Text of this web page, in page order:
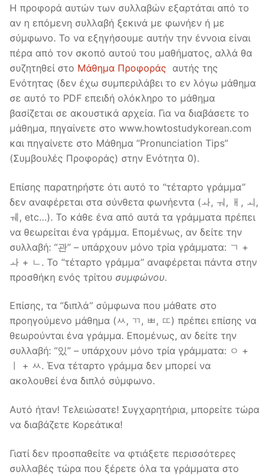
Η προφορά αυτών των συλλαβών εξαρτάται από το
αν η επόμενη συλλαβή ξεκινά με φωνήεν ή με
σύμφωνο. Το να εξηγήσουμε αυτήν την έννοια είναι
πέρα από τον σκοπό αυτού του μαθήματος, αλλά θα
συζητηθεί στο Μάθημα Προφοράς αυτής της
Ενότητας (δεν έχω συμπεριλάβει το εν λόγω μάθημα
σε αυτό το PDF επειδή ολόκληρο το μάθημα
βασίζεται σε ακουστικά αρχεία. Για να διαβάσετε το
μάθημα, πηγαίνετε στο www.howtostudykorean.com
και πηγαίνετε στο Μάθημα “Pronunciation Tips”
(Συμβουλές Προφοράς) στην Ενότητα 0).
Επίσης παρατηρήστε ότι αυτό το “τέταρτο γράμμα”
δεν αναφέρεται στα σύνθετα φωνήεντα (ㅘ, ㅝ, ㅐ, ㅚ,
ㅞ, etc…). Το κάθε ένα από αυτά τα γράμματα πρέπει
να θεωρείται ένα γράμμα. Επομένως, αν δείτε την
συλλαβή: “관” – υπάρχουν μόνο τρία γράμματα: ㄱ +
ㅘ + ㄴ. Το “τέταρτο γράμμα” αναφέρεται πάντα στην
προσθήκη ενός τρίτου συμφώνου.
Επίσης, τα “διπλά” σύμφωνα που μάθατε στο
προηγούμενο μάθημα (ㅆ, ㄲ, ㅃ, ㄸ) πρέπει επίσης να
θεωρούνται ένα γράμμα. Επομένως, αν δείτε την
συλλαβή: “있” – υπάρχουν μόνο τρία γράμματα: ㅇ +
ㅣ + ㅆ. Ένα τέταρτο γράμμα δεν μπορεί να
ακολουθεί ένα διπλό σύμφωνο.
Αυτό ήταν! Τελειώσατε! Συγχαρητήρια, μπορείτε τώρα
να διαβάζετε Κορεάτικα!
Γιατί δεν προσπαθείτε να φτιάξετε περισσότερες
συλλαβές τώρα που ξέρετε όλα τα γράμματα στο